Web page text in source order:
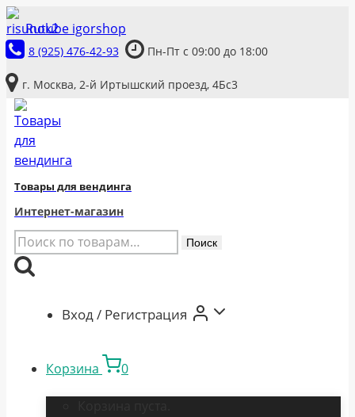
Перейти
к
содержимому
Rutube igorshop
8 (925) 476-42-93 Пн-Пт с 09:00 до 18:00
г. Москва, 2-й Иртышский проезд, 4Бс3
Товары для вендинга
Интернет-магазин
Искать: Поиск
Вход / Регистрация
Корзина 0